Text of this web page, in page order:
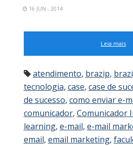
16 JUN , 2014
Leia mais
atendimento, brazip,
tecnologia, case, case de
de sucesso, como enviar e-
comunicador, Comunicador
learning, e-mail, e-mail
email, email marketing,